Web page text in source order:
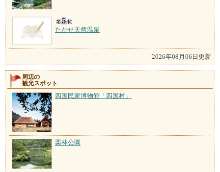
たかせ天然温泉
2026年08月06日更新
周辺の
観光スポット
四国民家博物館「四国村」
栗林公園